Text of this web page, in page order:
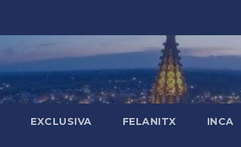
EXCLUSIVA FELANITX INCA